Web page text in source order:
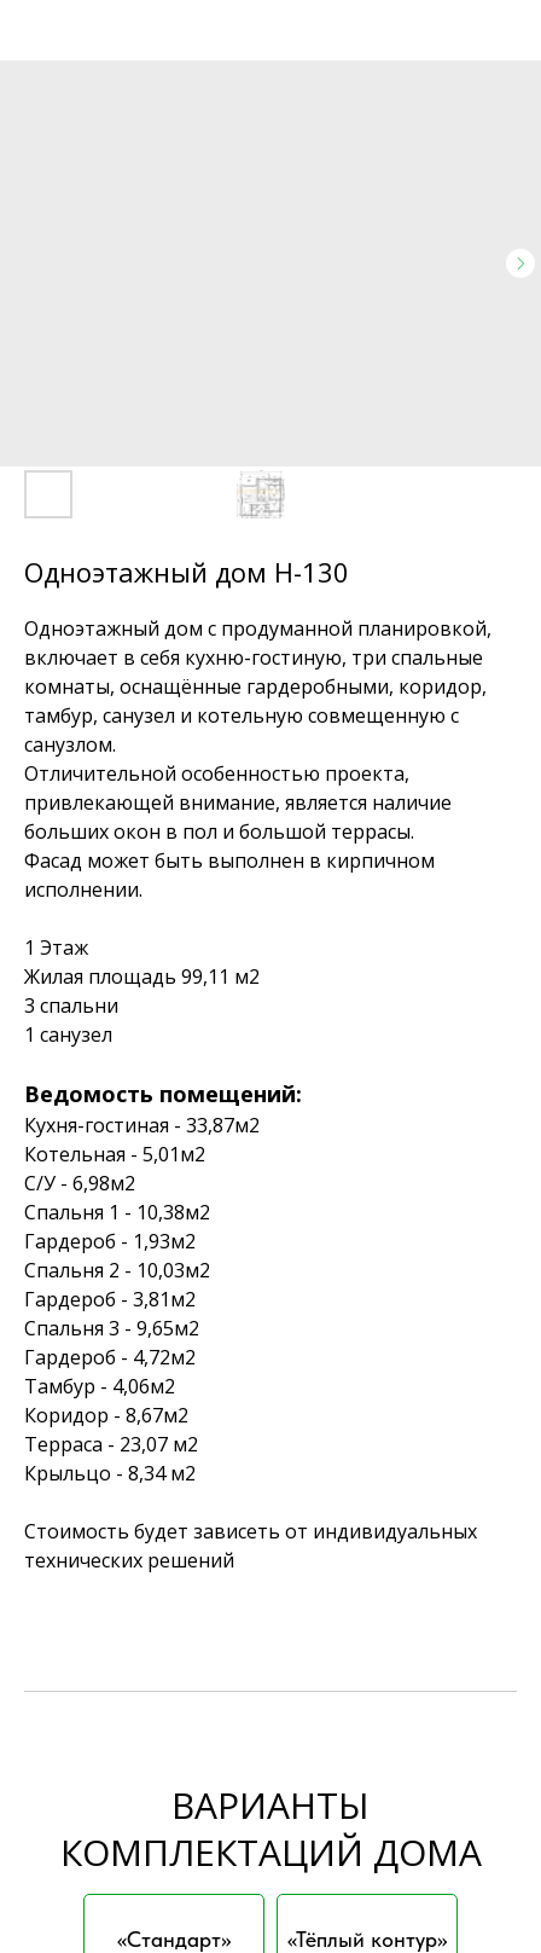
Одноэтажный дом Н-130
Одноэтажный дом с продуманной планировкой,
включает в себя кухню-гостиную, три спальные
комнаты, оснащённые гардеробными, коридор,
тамбур, санузел и котельную совмещенную с
санузлом.
Отличительной особенностью проекта,
привлекающей внимание, является наличие
больших окон в пол и большой террасы.
Фасад может быть выполнен в кирпичном
исполнении.
1 Этаж
Жилая площадь 99,11 м2
3 спальни
1 санузел
Ведомость помещений:
Кухня-гостиная - 33,87м2
Котельная - 5,01м2
С/У - 6,98м2
Спальня 1 - 10,38м2
Гардероб - 1,93м2
Спальня 2 - 10,03м2
Гардероб - 3,81м2
Спальня 3 - 9,65м2
Гардероб - 4,72м2
Тамбур - 4,06м2
Коридор - 8,67м2
Терраса - 23,07 м2
Крыльцо - 8,34 м2
Стоимость будет зависеть от индивидуальных
технических решений
ВАРИАНТЫ
КОМПЛЕКТАЦИЙ ДОМА
«Тёплый контур»
«Стандарт»